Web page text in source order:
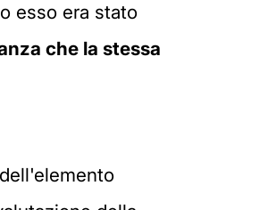
esso era stato
che la stessa